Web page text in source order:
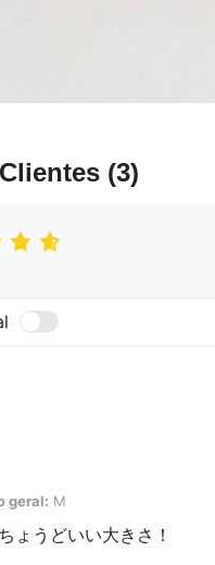
(3)
M
geral: M
ょうどいい大きさ！